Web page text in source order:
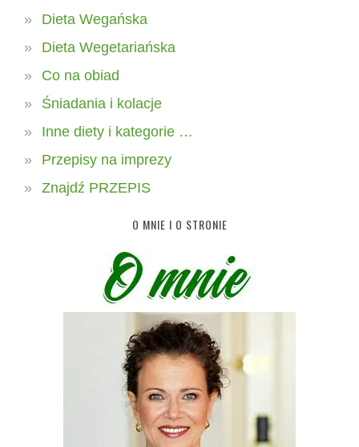
Dieta Wegańska
Dieta Wegetariańska
Co na obiad
Śniadania i kolacje
Inne diety i kategorie …
Przepisy na imprezy
Znajdź PRZEPIS
O MNIE I O STRONIE